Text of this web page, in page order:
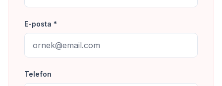
E-posta *
Telefon